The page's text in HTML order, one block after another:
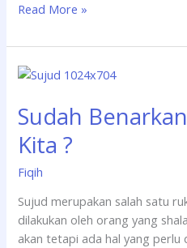
Read More »
Sudah
Kita ?
Fiqih
Sujud merupakan salah satu
dilakukan oleh orang yang
akan tetapi ada hal yang perlu
Sudah
Cara
Sujud
Kita
?